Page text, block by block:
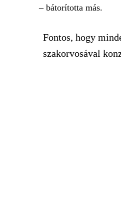
– bátorította más.
Fontos, hogy
szakorvosával